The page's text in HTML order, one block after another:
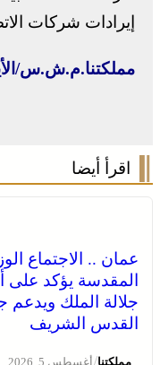
إيرادات شركات
مملكتنا.م.ش.س/
اقرأ أيضا
عمان .. الاجتماع
المقدسة يؤكد على
جلالة الملك ويدعم
القدس الشريف
مملكتنا أغسطس 5, 2026